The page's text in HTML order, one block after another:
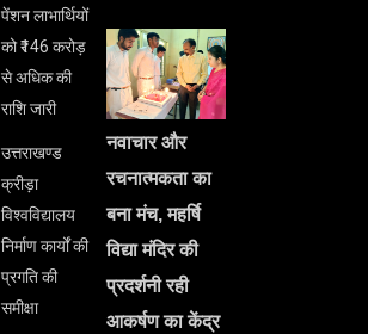
पेंशन लाभार्थियों
को ₹146 करोड़
से अधिक की
राशि जारी
उत्तराखण्ड
क्रीड़ा
विश्वविद्यालय
निर्माण कार्यों की
प्रगति की
समीक्षा
नवाचार और
रचनात्मकता का
बना मंच, महर्षि
विद्या मंदिर की
प्रदर्शनी रही
आकर्षण का केंद्र